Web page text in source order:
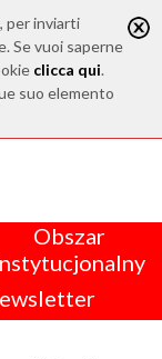
per inviarti
Se vuoi saperne
clicca qui.
suo elemento
Obszar